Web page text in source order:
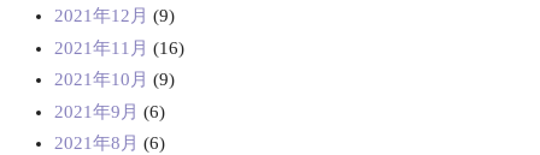
2021年12月 (9)
2021年11月 (16)
2021年10月 (9)
2021年9月 (6)
2021年8月 (6)